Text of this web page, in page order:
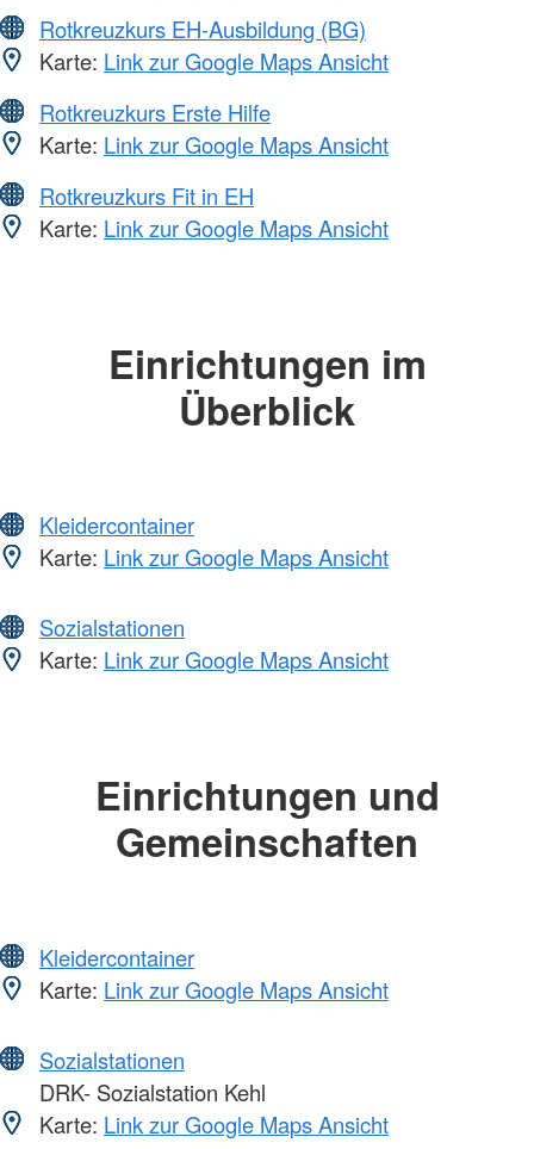
Rotkreuzkurs EH-Ausbildung (BG)
Karte: Link zur Google Maps Ansicht
Rotkreuzkurs Erste Hilfe
Karte: Link zur Google Maps Ansicht
Rotkreuzkurs Fit in EH
Karte: Link zur Google Maps Ansicht
Einrichtungen im
Überblick
Kleidercontainer
Karte: Link zur Google Maps Ansicht
Sozialstationen
Karte: Link zur Google Maps Ansicht
Einrichtungen und
Gemeinschaften
Kleidercontainer
Karte: Link zur Google Maps Ansicht
Sozialstationen
DRK- Sozialstation Kehl
Karte: Link zur Google Maps Ansicht